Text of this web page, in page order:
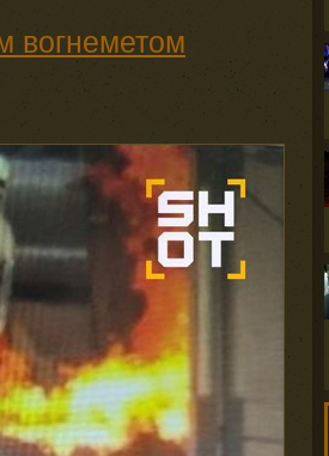
вогнеметом